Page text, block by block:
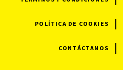
POLÍTICA DE COOKIES
CONTÁCTANOS